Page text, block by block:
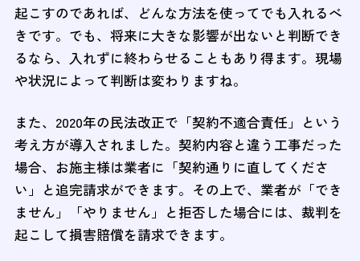
起こすのであれば、どんな方法を使ってでも入れるべ
きです。でも、将来に大きな影響が出ないと判断でき
るなら、入れずに終わらせることもあり得ます。現場
や状況によって判断は変わりますね。
また、2020年の民法改正で「契約不適合責任」という
考え方が導入されました。契約内容と違う工事だった
場合、お施主様は業者に「契約通りに直してくださ
い」と追完請求ができます。その上で、業者が「でき
ません」「やりません」と拒否した場合には、裁判を
起こして損害賠償を請求できます。